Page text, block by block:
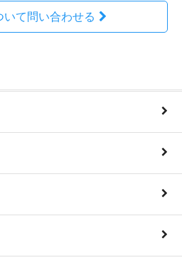
いて問い合わせる